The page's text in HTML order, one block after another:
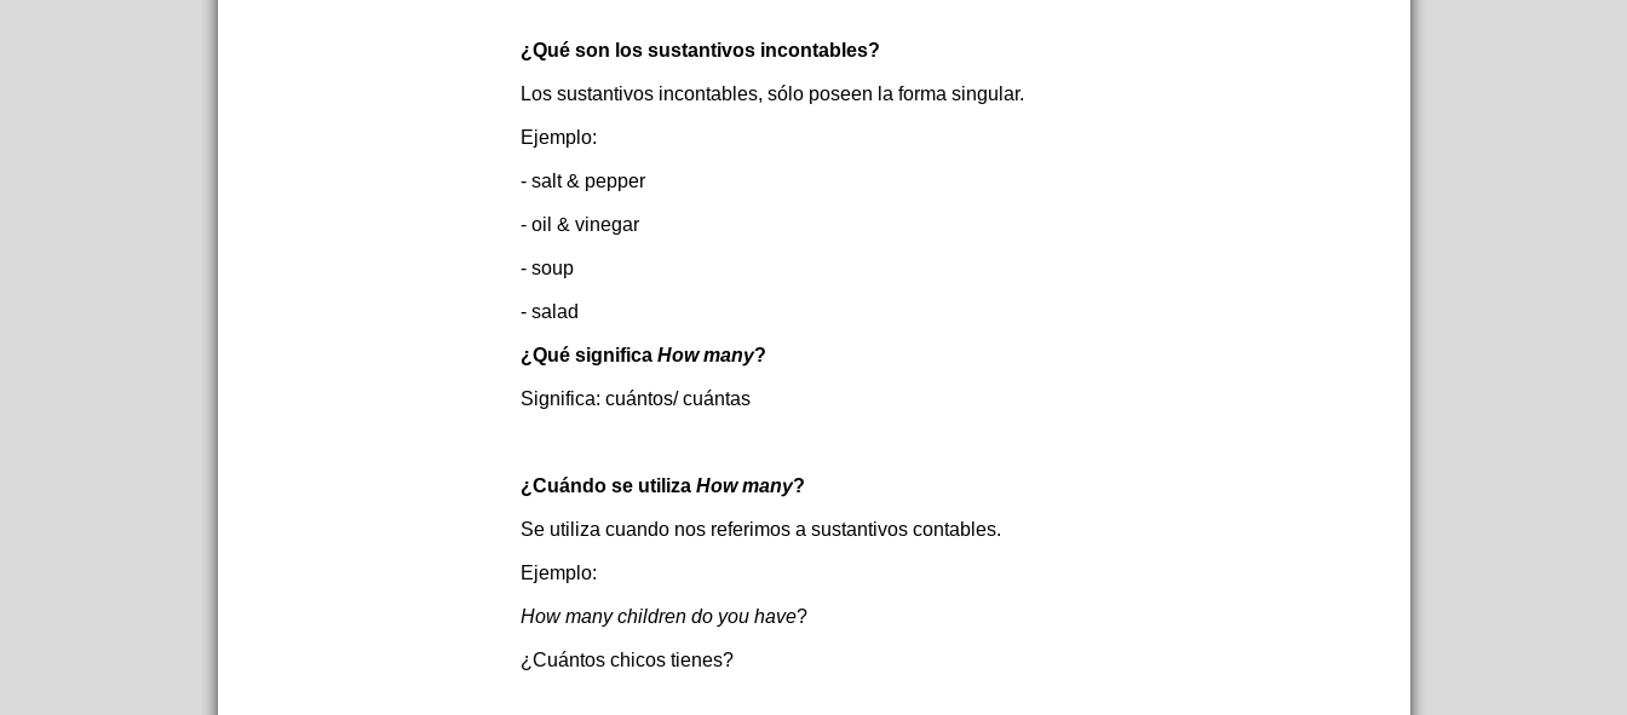
¿Qué son los sustantivos incontables?
Los sustantivos incontables, sólo poseen la forma singular.
Ejemplo:
- salt & pepper
- oil & vinegar
- soup
- salad
¿Qué significa How many?
Significa: cuántos/ cuántas
¿Cuándo se utiliza How many?
Se utiliza cuando nos referimos a sustantivos contables.
Ejemplo:
How many children do you have?
¿Cuántos chicos tienes?